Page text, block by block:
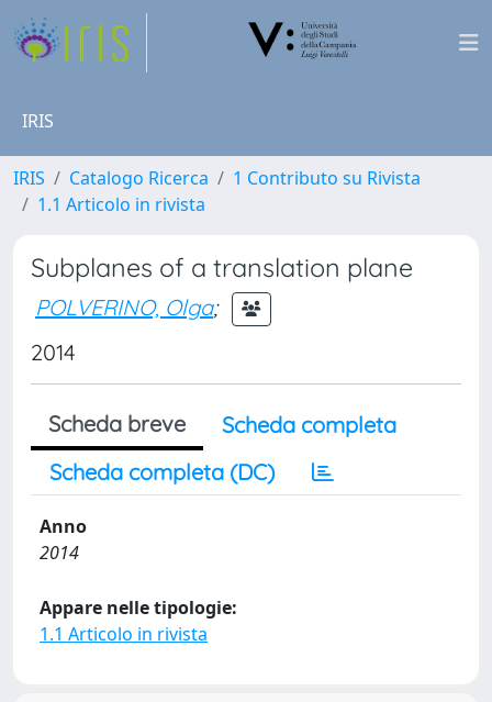
IRIS
IRIS Catalogo Ricerca
1 Contributo su Rivista
1.1 Articolo in rivista
Subplanes of a translation plane
POLVERINO, Olga;
2014
Scheda breve
Scheda completa
Scheda completa (DC)
Anno
2014
Appare nelle tipologie:
1.1 Articolo in rivista